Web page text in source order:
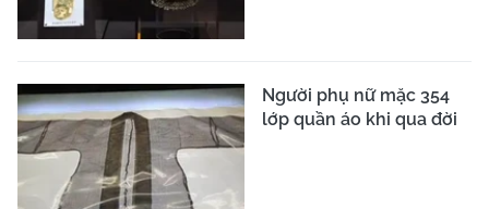
Người phụ nữ mặc 354
lớp quần áo khi qua đời